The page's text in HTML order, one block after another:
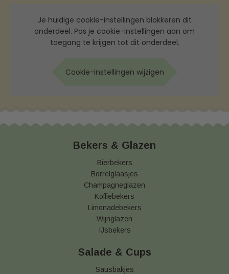
Je huidige cookie-instellingen blokkeren dit
onderdeel. Pas je cookie-instellingen aan om
toegang te krijgen tot dit onderdeel.
Cookie-instellingen wijzigen
Bekers & Glazen
Bierbekers
Borrelglaasjes
Champagneglazen
Koffiebekers
Limonadebekers
Wijnglazen
IJsbekers
Salade & Cups
Sausbakjes